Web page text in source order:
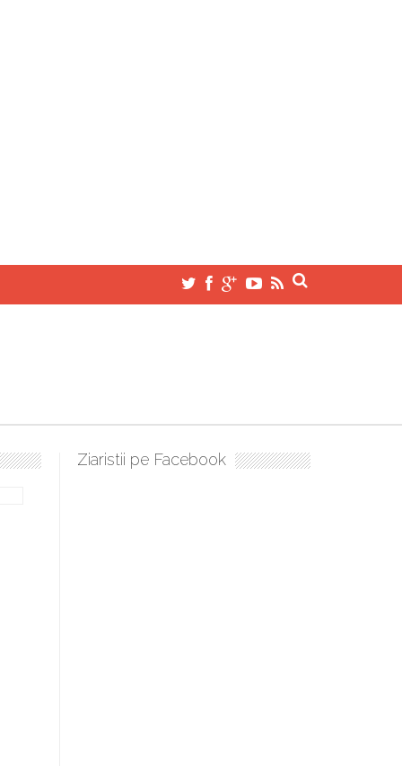
Ziaristii pe Facebook